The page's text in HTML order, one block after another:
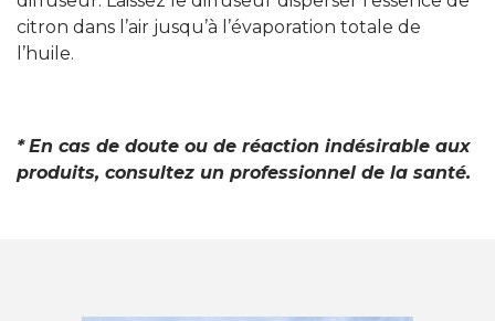
citron dans l’air jusqu’à l’évaporation totale de
l’huile.
* En cas de doute ou de réaction indésirable aux
produits, consultez un professionnel de la santé.